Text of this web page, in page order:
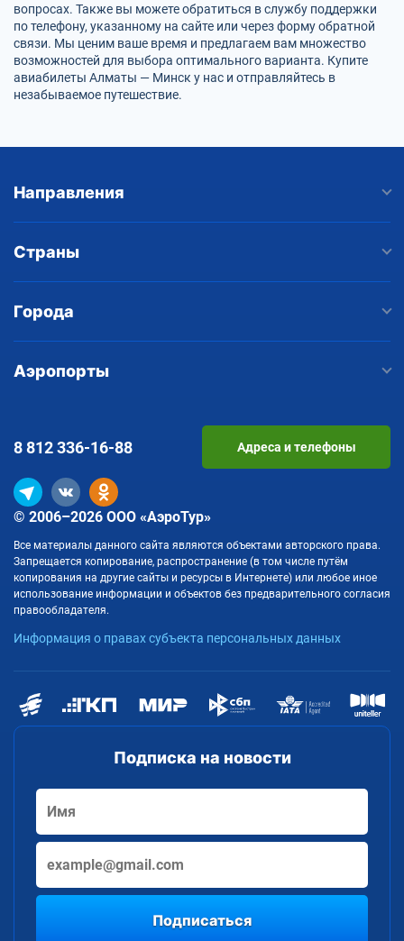
вопросах. Также вы можете обратиться в службу поддержки
по телефону, указанному на сайте или через форму обратной
связи. Мы ценим ваше время и предлагаем вам множество
возможностей для выбора оптимального варианта. Купите
авиабилеты Алматы — Минск у нас и отправляйтесь в
незабываемое путешествие.
Направления
Страны
Города
Аэропорты
Подписка на новости
Подписаться
© 2006–2026 ООО «АэроТур»
Все материалы данного сайта являются объектами авторского права.
Запрещается копирование, распространение (в том числе путём
копирования на другие сайты и ресурсы в Интернете) или любое иное
использование информации и объектов без предварительного согласия
правообладателя.
Информация о правах субъекта персональных данных
8 812336-16-88 Адреса и телефоны